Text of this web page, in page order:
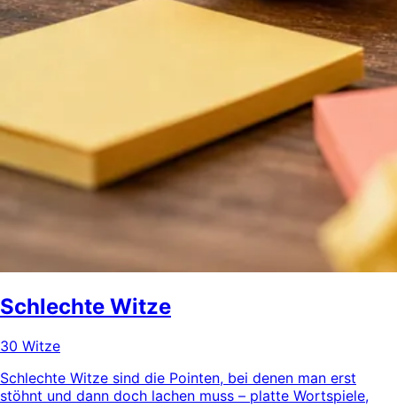
Schlechte Witze
30 Witze
Schlechte Witze sind die Pointen, bei denen man erst
stöhnt und dann doch lachen muss – platte Wortspiele,